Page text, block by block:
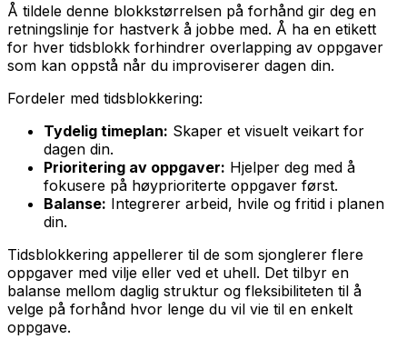
Å tildele denne blokkstørrelsen på forhånd gir deg en
retningslinje for hastverk å jobbe med. Å ha en etikett
for hver tidsblokk forhindrer overlapping av oppgaver
som kan oppstå når du improviserer dagen din.
Fordeler med tidsblokkering:
Tydelig timeplan: Skaper et visuelt veikart for
dagen din.
Prioritering av oppgaver: Hjelper deg med å
fokusere på høyprioriterte oppgaver først.
Balanse: Integrerer arbeid, hvile og fritid i planen
din.
Tidsblokkering appellerer til de som sjonglerer flere
oppgaver med vilje eller ved et uhell. Det tilbyr en
balanse mellom daglig struktur og fleksibiliteten til å
velge på forhånd hvor lenge du vil vie til en enkelt
oppgave.